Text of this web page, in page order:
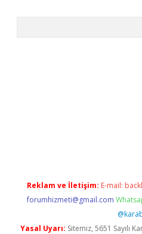
Reklam ve İletişim: E-mail:
forumhizmeti@gmail.com
Yasal Uyarı: Sitemiz, 5651 Sayılı